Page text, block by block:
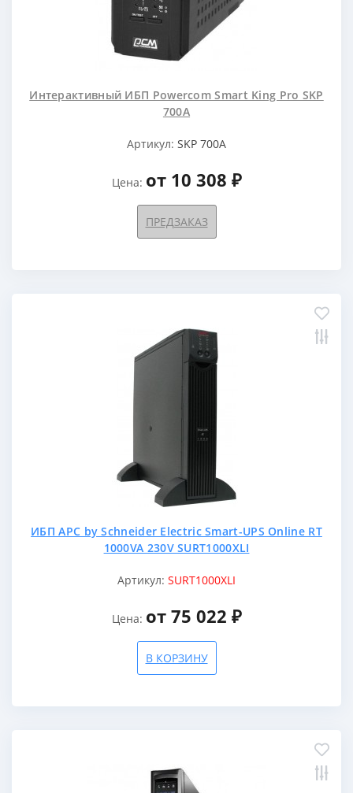
Интерактивный ИБП Powercom Smart King Pro SKP
700A
Артикул: SKP 700A
Цена: от 10 308 ₽
ПРЕДЗАКАЗ
ИБП APC by Schneider Electric Smart-UPS Online RT
1000VA 230V SURT1000XLI
Артикул: SURT1000XLI
Цена: от 75 022 ₽
В КОРЗИНУ